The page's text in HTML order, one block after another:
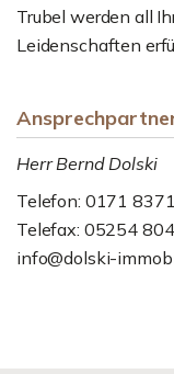
Trubel werden all
Leidenschaften
Herr Bernd Dolski
Telefon: 0171
Telefax: 05254
info@dolski-